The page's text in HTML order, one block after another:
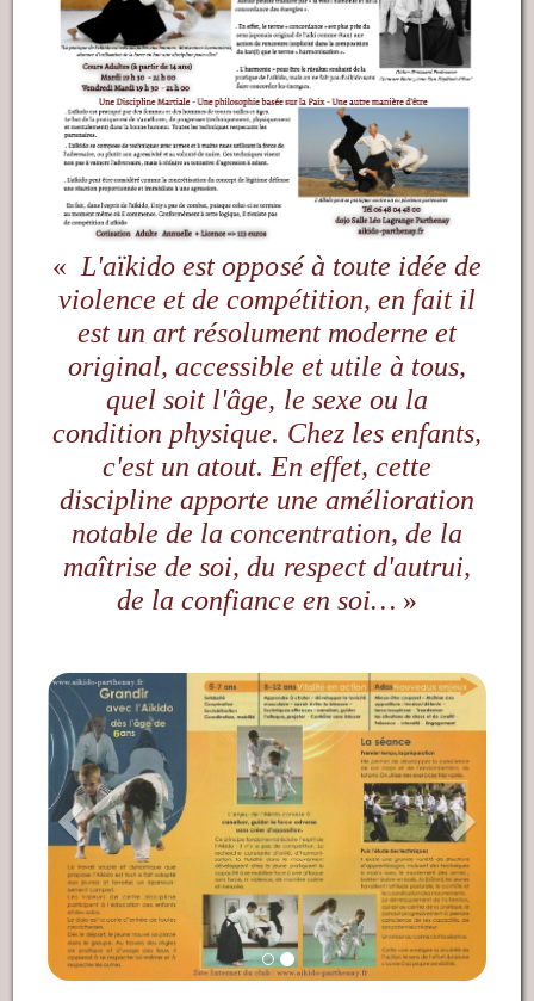
«L'aïkido est opposé à toute idée de
violence et de compétition, en fait il
est un art résolument moderne et
original, accessible et utile à tous,
quel soit l'âge, le sexe ou la
condition physique. Chez les enfants,
c'est un atout.En effet, cette
discipline apporte une amélioration
notable de la concentration, de la
maîtrise de soi, du respect d'autrui,
de la confiance en soi… »
Previous